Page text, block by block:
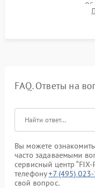
механизма поправок.
ударном стенде для
FAQ. Ответы на
Вы можете
часто задаваемыми
сервисный центр
телефону+7 (495)
свой вопрос.